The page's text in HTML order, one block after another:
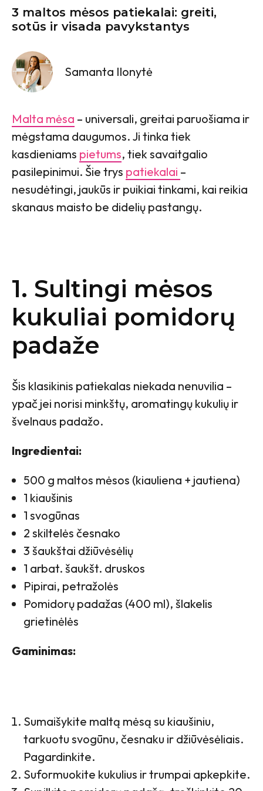
3 maltos mėsos patiekalai: greiti,
sotūs ir visada pavykstantys
Samanta Ilonytė
Malta mėsa – universali, greitai paruošiama ir
mėgstama daugumos. Ji tinka tiek
kasdieniams pietums, tiek savaitgalio
pasilepinimui. Šie trys patiekalai –
nesudėtingi, jaukūs ir puikiai tinkami, kai reikia
skanaus maisto be didelių pastangų.
1. Sultingi mėsos
kukuliai pomidorų
padaže
Šis klasikinis patiekalas niekada nenuvilia –
ypač jei norisi minkštų, aromatingų kukulių ir
švelnaus padažo.
Ingredientai:
500 g maltos mėsos (kiauliena + jautiena)
1 kiaušinis
1 svogūnas
2 skiltelės česnako
3 šaukštai džiūvėsėlių
1 arbat. šaukšt. druskos
Pipirai, petražolės
Pomidorų padažas (400 ml), šlakelis
grietinėlės
Gaminimas:
Sumaišykite maltą mėsą su kiaušiniu,
tarkuotu svogūnu, česnaku ir džiūvėsėliais.
Pagardinkite.
Suformuokite kukulius ir trumpai apkepkite.